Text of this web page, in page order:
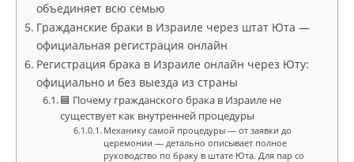
объединяет всю семью
Гражданские браки в Израиле через штат Юта —
официальная регистрация онлайн
Регистрация брака в Израиле онлайн через Юту:
официально и без выезда из страны
🟦 Почему гражданского брака в Израиле не
существует как внутренней процедуры
Механику самой процедуры — от заявки до
церемонии — детально описывает полное
руководство по браку в штате Юта. Для пар со